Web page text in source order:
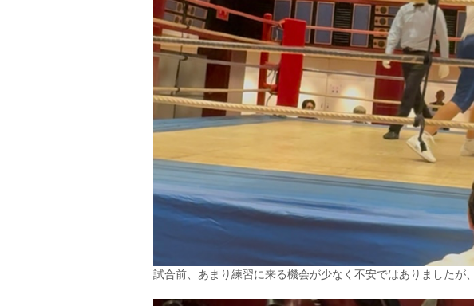
試合前、あまり練習に来る機会が少なく不安ではありましたが